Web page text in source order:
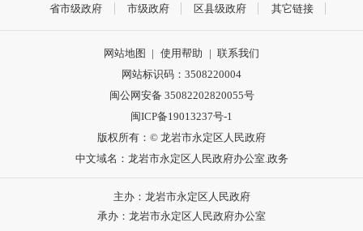
省市级政府 市级政府 区县级政府 其它链接
网站地图 | 使用帮助 | 联系我们
网站标识码：3508220004
闽公网安备 35082202820055号
闽ICP备19013237号-1
版权所有：© 龙岩市永定区人民政府
中文域名：龙岩市永定区人民政府办公室.政务
主办：龙岩市永定区人民政府
承办：龙岩市永定区人民政府办公室